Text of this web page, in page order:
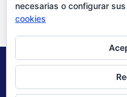
© Glezco Asesores y
Politica
necesarias o configurar
cookies